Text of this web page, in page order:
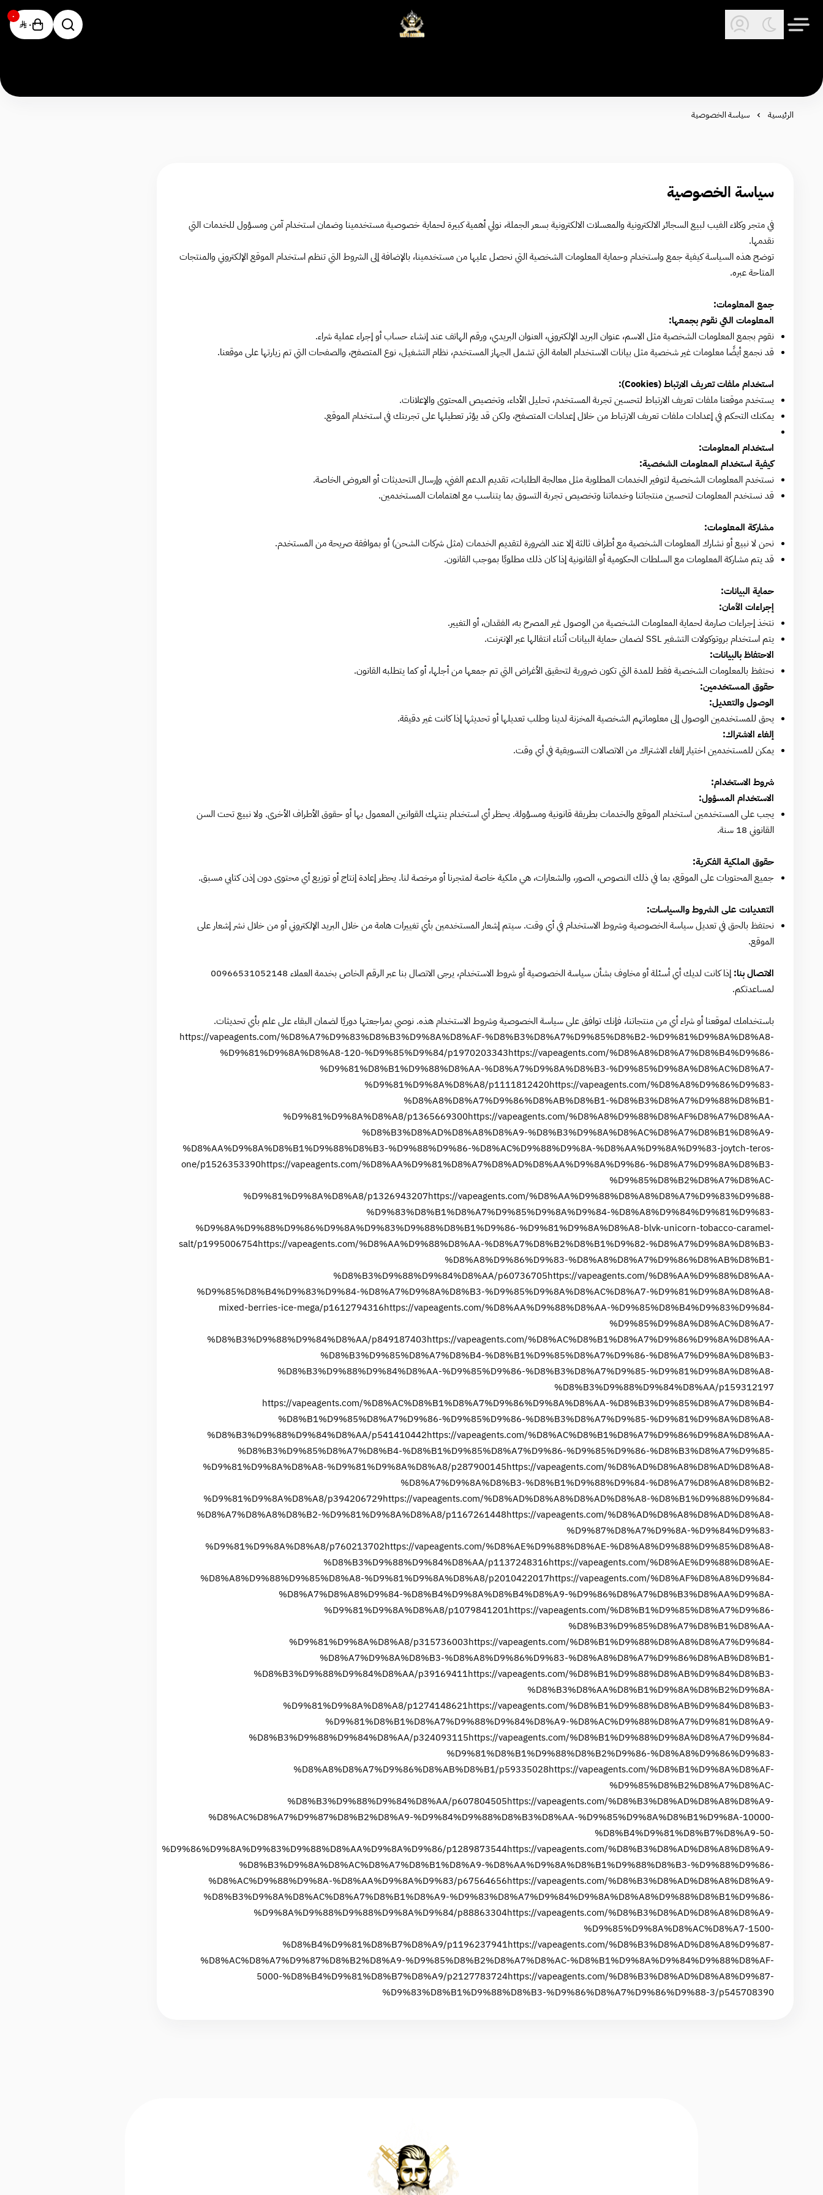
وكلاء الفيب - معتمد في السعودية
٠
٠
الرئيسية سياسة الخصوصية
سياسة الخصوصية
في متجر وكلاء الفيب لبيع السجائر الالكترونية والمعسلات الالكترونية بسعر الجملة، نولي أهمية كبيرة لحماية خصوصية مستخدمينا وضمان استخدام آمن ومسؤول للخدمات التي
نقدمها.
توضح هذه السياسة كيفية جمع واستخدام وحماية المعلومات الشخصية التي نحصل عليها من مستخدمينا، بالإضافة إلى الشروط التي تنظم استخدام الموقع الإلكتروني والمنتجات
المتاحة عبره.
جمع المعلومات:
المعلومات التي نقوم بجمعها:
نقوم بجمع المعلومات الشخصية مثل الاسم، عنوان البريد الإلكتروني، العنوان البريدي، ورقم الهاتف عند إنشاء حساب أو إجراء عملية شراء.
قد نجمع أيضًا معلومات غير شخصية مثل بيانات الاستخدام العامة التي تشمل الجهاز المستخدم، نظام التشغيل، نوع المتصفح، والصفحات التي تم زيارتها على موقعنا.
استخدام ملفات تعريف الارتباط (Cookies):
يستخدم موقعنا ملفات تعريف الارتباط لتحسين تجربة المستخدم، تحليل الأداء، وتخصيص المحتوى والإعلانات.
يمكنك التحكم في إعدادات ملفات تعريف الارتباط من خلال إعدادات المتصفح، ولكن قد يؤثر تعطيلها على تجربتك في استخدام الموقع.
استخدام المعلومات:
كيفية استخدام المعلومات الشخصية:
نستخدم المعلومات الشخصية لتوفير الخدمات المطلوبة مثل معالجة الطلبات، تقديم الدعم الفني، وإرسال التحديثات أو العروض الخاصة.
قد نستخدم المعلومات لتحسين منتجاتنا وخدماتنا وتخصيص تجربة التسوق بما يتناسب مع اهتمامات المستخدمين.
مشاركة المعلومات:
نحن لا نبيع أو نشارك المعلومات الشخصية مع أطراف ثالثة إلا عند الضرورة لتقديم الخدمات (مثل شركات الشحن) أو بموافقة صريحة من المستخدم.
قد يتم مشاركة المعلومات مع السلطات الحكومية أو القانونية إذا كان ذلك مطلوبًا بموجب القانون.
حماية البيانات:
إجراءات الأمان:
نتخذ إجراءات صارمة لحماية المعلومات الشخصية من الوصول غير المصرح به، الفقدان، أو التغيير.
يتم استخدام بروتوكولات التشفير SSL لضمان حماية البيانات أثناء انتقالها عبر الإنترنت.
الاحتفاظ بالبيانات:
نحتفظ بالمعلومات الشخصية فقط للمدة التي تكون ضرورية لتحقيق الأغراض التي تم جمعها من أجلها، أو كما يتطلبه القانون.
حقوق المستخدمين:
الوصول والتعديل:
يحق للمستخدمين الوصول إلى معلوماتهم الشخصية المخزنة لدينا وطلب تعديلها أو تحديثها إذا كانت غير دقيقة.
إلغاء الاشتراك:
يمكن للمستخدمين اختيار إلغاء الاشتراك من الاتصالات التسويقية في أي وقت.
شروط الاستخدام:
الاستخدام المسؤول:
يجب على المستخدمين استخدام الموقع والخدمات بطريقة قانونية ومسؤولة. يحظر أي استخدام ينتهك القوانين المعمول بها أو حقوق الأطراف الأخرى. ولا نبيع تحت السن
القانوني 18 سنة.
حقوق الملكية الفكرية:
جميع المحتويات على الموقع، بما في ذلك النصوص، الصور، والشعارات، هي ملكية خاصة لمتجرنا أو مرخصة لنا. يحظر إعادة إنتاج أو توزيع أي محتوى دون إذن كتابي مسبق.
التعديلات على الشروط والسياسات:
نحتفظ بالحق في تعديل سياسة الخصوصية وشروط الاستخدام في أي وقت. سيتم إشعار المستخدمين بأي تغييرات هامة من خلال البريد الإلكتروني أو من خلال نشر إشعار على
الموقع.
الاتصال بنا:
إذا كانت لديك أي أسئلة أو مخاوف بشأن سياسة الخصوصية أو شروط الاستخدام، يرجى الاتصال بنا عبر الرقم الخاص بخدمة العملاء 00966531052148
لمساعدتكم.
باستخدامك لموقعنا أو شراء أي من منتجاتنا، فإنك توافق على سياسة الخصوصية وشروط الاستخدام هذه. نوصي بمراجعتها دوريًا لضمان البقاء على علم بأي تحديثات.
https://vapeagents.com/%D8%A7%D9%83%D8%B3%D9%8A%D8%AF-%D8%B3%D8%A7%D9%85%D8%B2-%D9%81%D9%8A%D8%A8-
%D9%81%D9%8A%D8%A8-120-%D9%85%D9%84/p1970203343https://vapeagents.com/%D8%A8%D8%A7%D8%B4%D9%86-
%D9%81%D8%B1%D9%88%D8%AA-%D8%A7%D9%8A%D8%B3-%D9%85%D9%8A%D8%AC%D8%A7-
%D9%81%D9%8A%D8%A8/p1111812420https://vapeagents.com/%D8%A8%D9%86%D9%83-
%D8%A8%D8%A7%D9%86%D8%AB%D8%B1-%D8%B3%D8%A7%D9%88%D8%B1-
%D9%81%D9%8A%D8%A8/p1365669300https://vapeagents.com/%D8%A8%D9%88%D8%AF%D8%A7%D8%AA-
%D8%B3%D8%AD%D8%A8%D8%A9-%D8%B3%D9%8A%D8%AC%D8%A7%D8%B1%D8%A9-
%D8%AA%D9%8A%D8%B1%D9%88%D8%B3-%D9%88%D9%86-%D8%AC%D9%88%D9%8A-%D8%AA%D9%8A%D9%83-joytch-teros-
one/p1526353390https://vapeagents.com/%D8%AA%D9%81%D8%A7%D8%AD%D8%AA%D9%8A%D9%86-%D8%A7%D9%8A%D8%B3-
%D9%85%D8%B2%D8%A7%D8%AC-
%D9%81%D9%8A%D8%A8/p1326943207https://vapeagents.com/%D8%AA%D9%88%D8%A8%D8%A7%D9%83%D9%88-
%D9%83%D8%B1%D8%A7%D9%85%D9%8A%D9%84-%D8%A8%D9%84%D9%81%D9%83-
%D9%8A%D9%88%D9%86%D9%8A%D9%83%D9%88%D8%B1%D9%86-%D9%81%D9%8A%D8%A8-blvk-unicorn-tobacco-caramel-
salt/p1995006754https://vapeagents.com/%D8%AA%D9%88%D8%AA-%D8%A7%D8%B2%D8%B1%D9%82-%D8%A7%D9%8A%D8%B3-
%D8%A8%D9%86%D9%83-%D8%A8%D8%A7%D9%86%D8%AB%D8%B1-
%D8%B3%D9%88%D9%84%D8%AA/p60736705https://vapeagents.com/%D8%AA%D9%88%D8%AA-
%D9%85%D8%B4%D9%83%D9%84-%D8%A7%D9%8A%D8%B3-%D9%85%D9%8A%D8%AC%D8%A7-%D9%81%D9%8A%D8%A8-
mixed-berries-ice-mega/p1612794316https://vapeagents.com/%D8%AA%D9%88%D8%AA-%D9%85%D8%B4%D9%83%D9%84-
%D9%85%D9%8A%D8%AC%D8%A7-
%D8%B3%D9%88%D9%84%D8%AA/p849187403https://vapeagents.com/%D8%AC%D8%B1%D8%A7%D9%86%D9%8A%D8%AA-
%D8%B3%D9%85%D8%A7%D8%B4-%D8%B1%D9%85%D8%A7%D9%86-%D8%A7%D9%8A%D8%B3-
%D8%B3%D9%88%D9%84%D8%AA-%D9%85%D9%86-%D8%B3%D8%A7%D9%85-%D9%81%D9%8A%D8%A8-
%D8%B3%D9%88%D9%84%D8%AA/p159312197
https://vapeagents.com/%D8%AC%D8%B1%D8%A7%D9%86%D9%8A%D8%AA-%D8%B3%D9%85%D8%A7%D8%B4-
%D8%B1%D9%85%D8%A7%D9%86-%D9%85%D9%86-%D8%B3%D8%A7%D9%85-%D9%81%D9%8A%D8%A8-
%D8%B3%D9%88%D9%84%D8%AA/p541410442https://vapeagents.com/%D8%AC%D8%B1%D8%A7%D9%86%D9%8A%D8%AA-
%D8%B3%D9%85%D8%A7%D8%B4-%D8%B1%D9%85%D8%A7%D9%86-%D9%85%D9%86-%D8%B3%D8%A7%D9%85-
%D9%81%D9%8A%D8%A8-%D9%81%D9%8A%D8%A8/p287900145https://vapeagents.com/%D8%AD%D8%A8%D8%AD%D8%A8-
%D8%A7%D9%8A%D8%B3-%D8%B1%D9%88%D9%84-%D8%A7%D8%A8%D8%B2-
%D9%81%D9%8A%D8%A8/p394206729https://vapeagents.com/%D8%AD%D8%A8%D8%AD%D8%A8-%D8%B1%D9%88%D9%84-
%D8%A7%D8%A8%D8%B2-%D9%81%D9%8A%D8%A8/p1167261448https://vapeagents.com/%D8%AD%D8%A8%D8%AD%D8%A8-
%D9%87%D8%A7%D9%8A-%D9%84%D9%83-
%D9%81%D9%8A%D8%A8/p760213702https://vapeagents.com/%D8%AE%D9%88%D8%AE-%D8%A8%D9%88%D9%85%D8%A8-
%D8%B3%D9%88%D9%84%D8%AA/p1137248316https://vapeagents.com/%D8%AE%D9%88%D8%AE-
%D8%A8%D9%88%D9%85%D8%A8-%D9%81%D9%8A%D8%A8/p2010422017https://vapeagents.com/%D8%AF%D8%A8%D9%84-
%D8%A7%D8%A8%D9%84-%D8%B4%D9%8A%D8%B4%D8%A9-%D9%86%D8%A7%D8%B3%D8%AA%D9%8A-
%D9%81%D9%8A%D8%A8/p1079841201https://vapeagents.com/%D8%B1%D9%85%D8%A7%D9%86-
%D8%B3%D9%85%D8%A7%D8%B1%D8%AA-
%D9%81%D9%8A%D8%A8/p315736003https://vapeagents.com/%D8%B1%D9%88%D8%A8%D8%A7%D9%84-
%D8%A7%D9%8A%D8%B3-%D8%A8%D9%86%D9%83-%D8%A8%D8%A7%D9%86%D8%AB%D8%B1-
%D8%B3%D9%88%D9%84%D8%AA/p39169411https://vapeagents.com/%D8%B1%D9%88%D8%AB%D9%84%D8%B3-
%D8%B3%D8%AA%D8%B1%D9%8A%D8%B2%D9%8A-
%D9%81%D9%8A%D8%A8/p1274148621https://vapeagents.com/%D8%B1%D9%88%D8%AB%D9%84%D8%B3-
%D9%81%D8%B1%D8%A7%D9%88%D9%84%D8%A9-%D8%AC%D9%88%D8%A7%D9%81%D8%A9-
%D8%B3%D9%88%D9%84%D8%AA/p324093115https://vapeagents.com/%D8%B1%D9%88%D9%8A%D8%A7%D9%84-
%D9%81%D8%B1%D9%88%D8%B2%D9%86-%D8%A8%D9%86%D9%83-
%D8%A8%D8%A7%D9%86%D8%AB%D8%B1/p59335028https://vapeagents.com/%D8%B1%D9%8A%D8%AF-
%D9%85%D8%B2%D8%A7%D8%AC-
%D8%B3%D9%88%D9%84%D8%AA/p607804505https://vapeagents.com/%D8%B3%D8%AD%D8%A8%D8%A9-
%D8%AC%D8%A7%D9%87%D8%B2%D8%A9-%D9%84%D9%88%D8%B3%D8%AA-%D9%85%D9%8A%D8%B1%D9%8A-10000-
%D8%B4%D9%81%D8%B7%D8%A9-50-
%D9%86%D9%8A%D9%83%D9%88%D8%AA%D9%8A%D9%86/p1289873544https://vapeagents.com/%D8%B3%D8%AD%D8%A8%D8%A9-
%D8%B3%D9%8A%D8%AC%D8%A7%D8%B1%D8%A9-%D8%AA%D9%8A%D8%B1%D9%88%D8%B3-%D9%88%D9%86-
%D8%AC%D9%88%D9%8A-%D8%AA%D9%8A%D9%83/p67564656https://vapeagents.com/%D8%B3%D8%AD%D8%A8%D8%A9-
%D8%B3%D9%8A%D8%AC%D8%A7%D8%B1%D8%A9-%D9%83%D8%A7%D9%84%D9%8A%D8%A8%D9%88%D8%B1%D9%86-
%D9%8A%D9%88%D9%88%D9%8A%D9%84/p88863304https://vapeagents.com/%D8%B3%D8%AD%D8%A8%D8%A9-
%D9%85%D9%8A%D8%AC%D8%A7-1500-
%D8%B4%D9%81%D8%B7%D8%A9/p1196237941https://vapeagents.com/%D8%B3%D8%AD%D8%A8%D9%87-
%D8%AC%D8%A7%D9%87%D8%B2%D8%A9-%D9%85%D8%B2%D8%A7%D8%AC-%D8%B1%D9%8A%D9%84%D9%88%D8%AF-
5000-%D8%B4%D9%81%D8%B7%D8%A9/p2127783724https://vapeagents.com/%D8%B3%D8%AD%D8%A8%D9%87-
%D9%83%D8%B1%D9%88%D8%B3-%D9%86%D8%A7%D9%86%D9%88-3/p545708390